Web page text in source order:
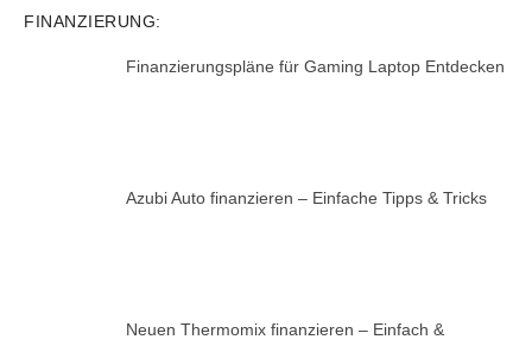
FINANZIERUNG:
Finanzierungspläne für Gaming Laptop Entdecken
Azubi Auto finanzieren – Einfache Tipps & Tricks
Neuen Thermomix finanzieren – Einfach &